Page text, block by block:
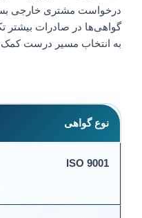
درخواست مشتری خارجی
گواهی‌ها در صادرات بیشتر
به انتخاب مسیر درست کمک
نوع گواهی
ISO 9001